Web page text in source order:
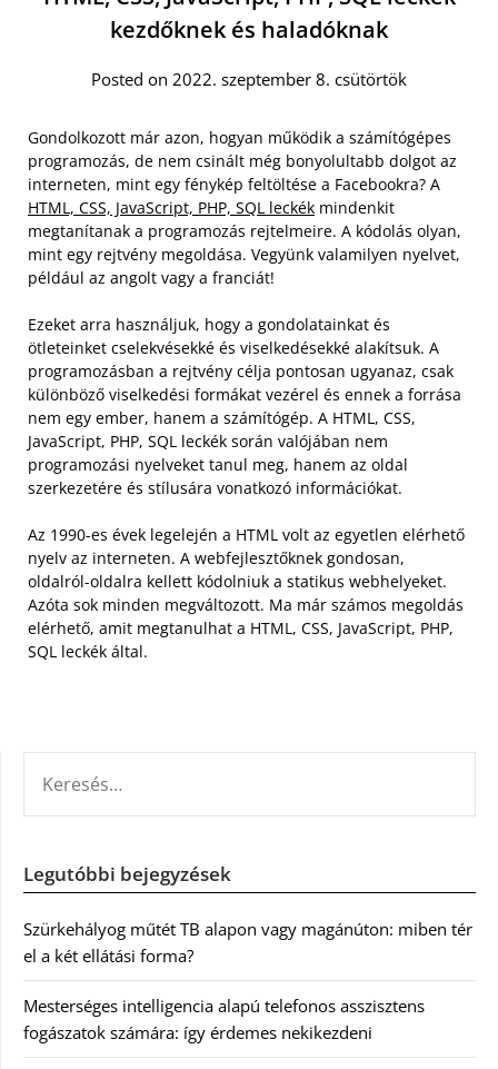
kezdőknek és haladóknak
Posted on 2022. szeptember 8. csütörtök
Gondolkozott már azon, hogyan működik a számítógépes
programozás, de nem csinált még bonyolultabb dolgot az
interneten, mint egy fénykép feltöltése a Facebookra? A
HTML, CSS, JavaScript, PHP, SQL leckék mindenkit
megtanítanak a programozás rejtelmeire. A kódolás olyan,
mint egy rejtvény megoldása. Vegyünk valamilyen nyelvet,
például az angolt vagy a franciát!
Ezeket arra használjuk, hogy a gondolatainkat és
ötleteinket cselekvésekké és viselkedésekké alakítsuk. A
programozásban a rejtvény célja pontosan ugyanaz, csak
különböző viselkedési formákat vezérel és ennek a forrása
nem egy ember, hanem a számítógép. A HTML, CSS,
JavaScript, PHP, SQL leckék során valójában nem
programozási nyelveket tanul meg, hanem az oldal
szerkezetére és stílusára vonatkozó információkat.
Az 1990-es évek legelején a HTML volt az egyetlen elérhető
nyelv az interneten. A webfejlesztőknek gondosan,
oldalról-oldalra kellett kódolniuk a statikus webhelyeket.
Azóta sok minden megváltozott. Ma már számos megoldás
elérhető, amit megtanulhat a HTML, CSS, JavaScript, PHP,
SQL leckék által.
Legutóbbi bejegyzések
Szürkehályog műtét TB alapon vagy magánúton: miben tér
el a két ellátási forma?
Mesterséges intelligencia alapú telefonos asszisztens
fogászatok számára: így érdemes nekikezdeni